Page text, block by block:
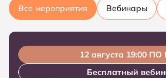
Все мероприятия Вебинары
12 августа 19:00
Бесплатный